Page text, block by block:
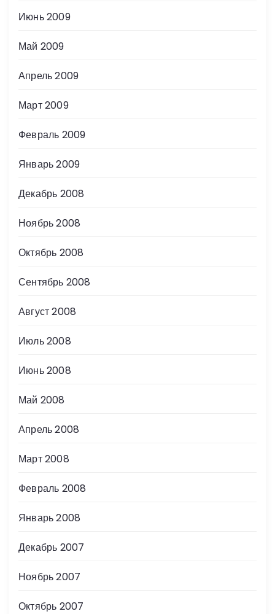
Июнь 2009
Май 2009
Апрель 2009
Март 2009
Февраль 2009
Январь 2009
Декабрь 2008
Ноябрь 2008
Октябрь 2008
Сентябрь 2008
Август 2008
Июль 2008
Июнь 2008
Май 2008
Апрель 2008
Март 2008
Февраль 2008
Январь 2008
Декабрь 2007
Ноябрь 2007
Октябрь 2007